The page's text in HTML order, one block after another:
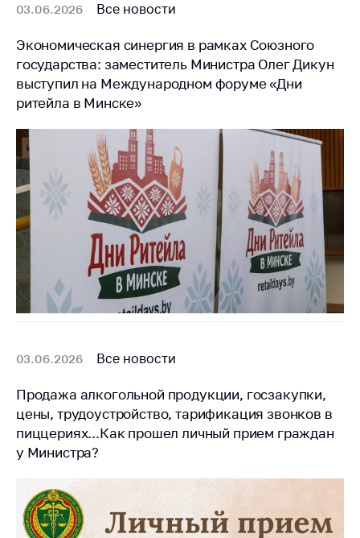
03.06.2026 Все новости
Экономическая синергия в рамках Союзного
государства: заместитель Министра Олег Дикун
выступил на Международном форуме «Дни
ритейла в Минске»
03.06.2026 Все новости
Продажа алкогольной продукции, госзакупки,
цены, трудоустройство, тарификация звонков в
пиццериях...Как прошел личный прием граждан
у Министра?